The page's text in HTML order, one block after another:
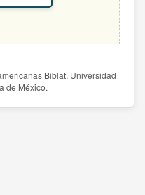
Biblat. Universidad
de México.